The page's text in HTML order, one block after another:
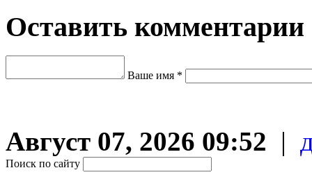
Оставить комментарии
Ваше имя *
Август 07, 2026 09:52 |
Поиск по сайту